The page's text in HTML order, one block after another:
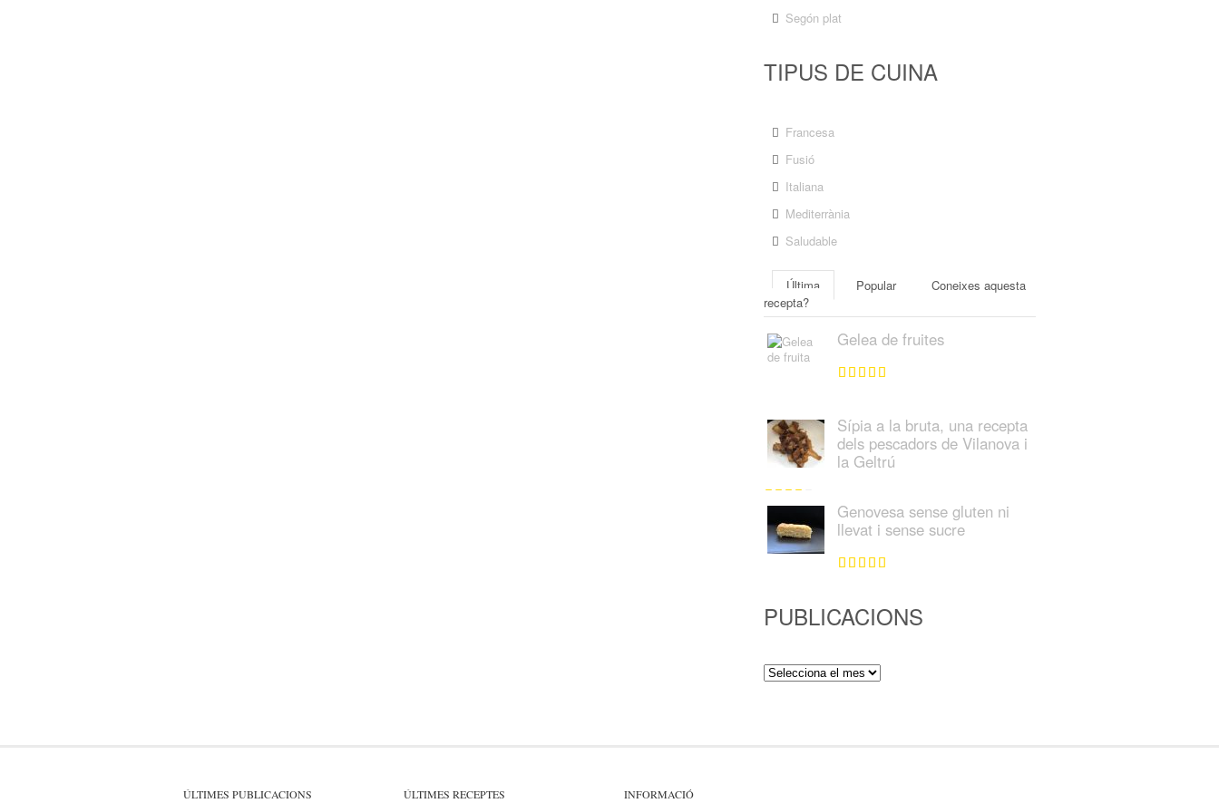
Segón plat
TIPUS DE CUINA
Francesa
Fusió
Italiana
Mediterrània
Saludable
Última Popular
Coneixes aquesta
recepta?
Gelea de fruites
Sípia a la bruta, una recepta
dels pescadors de Vilanova i
la Geltrú
Genovesa sense gluten ni
llevat i sense sucre
PUBLICACIONS
Publicacions
ÚLTIMES PUBLICACIONS ÚLTIMES RECEPTES INFORMACIÓ